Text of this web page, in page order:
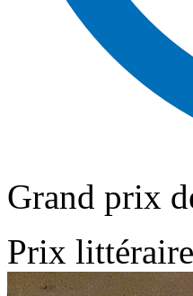
Grand prix
Prix littéraire